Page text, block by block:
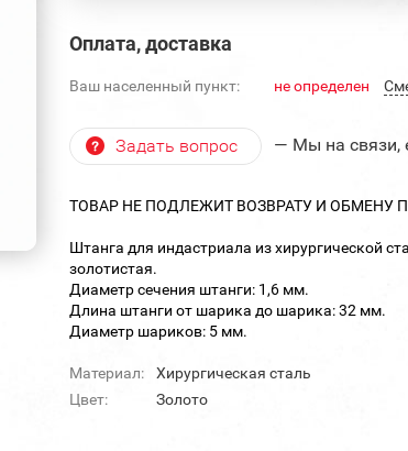
Оплата, доставка
Ваш населенный пункт: не определен
Задать вопрос — Мы на связи,
ТОВАР НЕ ПОДЛЕЖИТ ВОЗВРАТУ И ОБМЕНУ
Штанга для индастриала из хирургической
золотистая.
Диаметр сечения штанги: 1,6 мм.
Длина штанги от шарика до шарика: 32 мм.
Диаметр шариков: 5 мм.
Материал:
Хирургическая сталь
Цвет:
Золото